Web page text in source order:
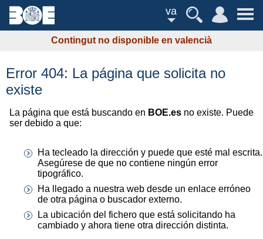
va
Contingut no disponible en valencià
Error 404: La página que solicita no
existe
La página que está buscando en BOE.es no existe. Puede
ser debido a que:
Ha tecleado la dirección y puede que esté mal escrita.
Asegúrese de que no contiene ningún error
tipográfico.
Ha llegado a nuestra web desde un enlace erróneo
de otra página o buscador externo.
La ubicación del fichero que está solicitando ha
cambiado y ahora tiene otra dirección distinta.